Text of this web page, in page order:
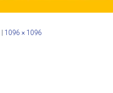
1096 × 1096